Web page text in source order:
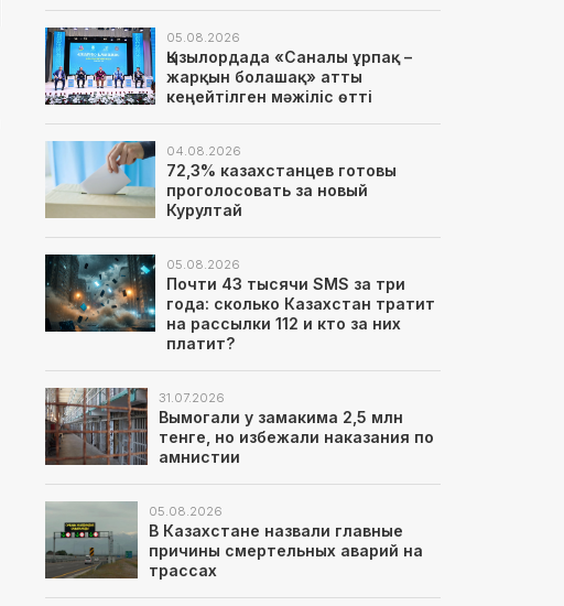
05.08.2026
Қызылордада «Саналы ұрпақ –
жарқын болашақ» атты
кеңейтілген мәжіліс өтті
04.08.2026
72,3% казахстанцев готовы
проголосовать за новый
Курултай
05.08.2026
Почти 43 тысячи SMS за три
года: сколько Казахстан тратит
на рассылки 112 и кто за них
платит?
31.07.2026
Вымогали у замакима 2,5 млн
тенге, но избежали наказания по
амнистии
05.08.2026
В Казахстане назвали главные
причины смертельных аварий на
трассах